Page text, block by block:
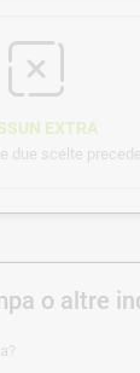
EXTRA
due scelte
o altre